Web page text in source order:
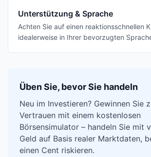
Unterstützung & Sprache
Achten Sie auf einen reaktionsschnellen
idealerweise in Ihrer bevorzugten
Üben Sie, bevor Sie handeln
Neu im Investieren? Gewinnen Sie
Vertrauen mit einem kostenlosen
Börsensimulator – handeln Sie mit
Geld auf Basis realer Marktdaten,
einen Cent riskieren.